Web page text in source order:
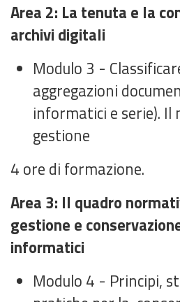
Area 2: La tenuta e la
archivi digitali
Modulo 3 -
aggregazioni
informatici e serie). Il
gestione
4 ore di formazione.
Area 3: Il quadro
gestione e
informatici
Modulo 4 - Principi,